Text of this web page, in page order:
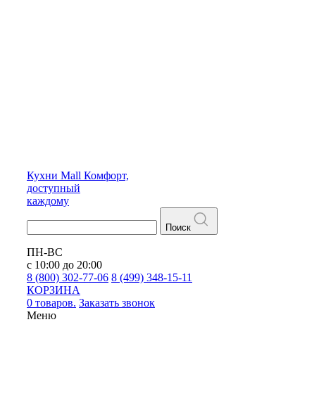
Кухни Mall Комфорт,
доступный
каждому
Поиск
ПН-ВС
с 10:00 до 20:00
8 (800) 302-77-06 8 (499) 348-15-11
КОРЗИНА
0 товаров. Заказать звонок
Меню